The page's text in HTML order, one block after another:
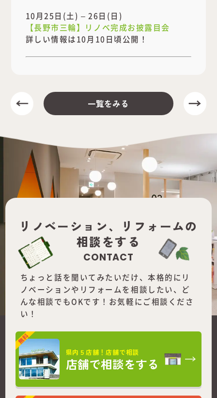
10月25日(土) – 26日(日)
【長野市三輪】リノベ完成お披露目会
詳しい情報は10月10日頃公開！
一覧をみる
リノベーション、
リフォームの
相談をする
CONTACT
ちょっと話を聞いてみたいだけ、本格的にリ
ノベーションやリフォームを相談したい、ど
んな相談でもOKです！お気軽にご相談くださ
い！
県内５店舗！店舗で相談
店舗で相談をする